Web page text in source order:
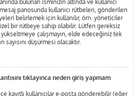
bulunan isminizin altında ve kullanıcı
panosunda kullanıcı rütbeleri, gönderilen
belirlemek için kullanılır, örn. yöneticiler
bir rütbeye sahip olabilir. Lütfen gereksiz
çalışmayın, elde edeceğiniz tek
sayısını düşürmesi olacaktır.
tıklayınca neden giriş yapmam
kayıtlı kullanıcılar e-posta gönderebilir (eğer